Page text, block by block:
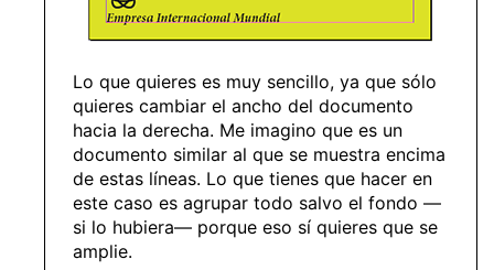
Lo que quieres es muy sencillo, ya que sólo
quieres cambiar el ancho del documento
hacia la derecha. Me imagino que es un
documento similar al que se muestra encima
de estas líneas. Lo que tienes que hacer en
este caso es agrupar todo salvo el fondo —
si lo hubiera— porque eso sí quieres que se
amplie.